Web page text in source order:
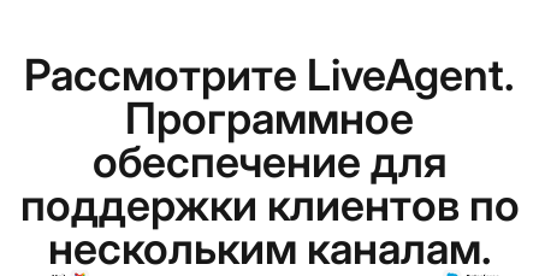
Рассмотрите LiveAgent.
Программное
обеспечение для
поддержки клиентов по
нескольким каналам.